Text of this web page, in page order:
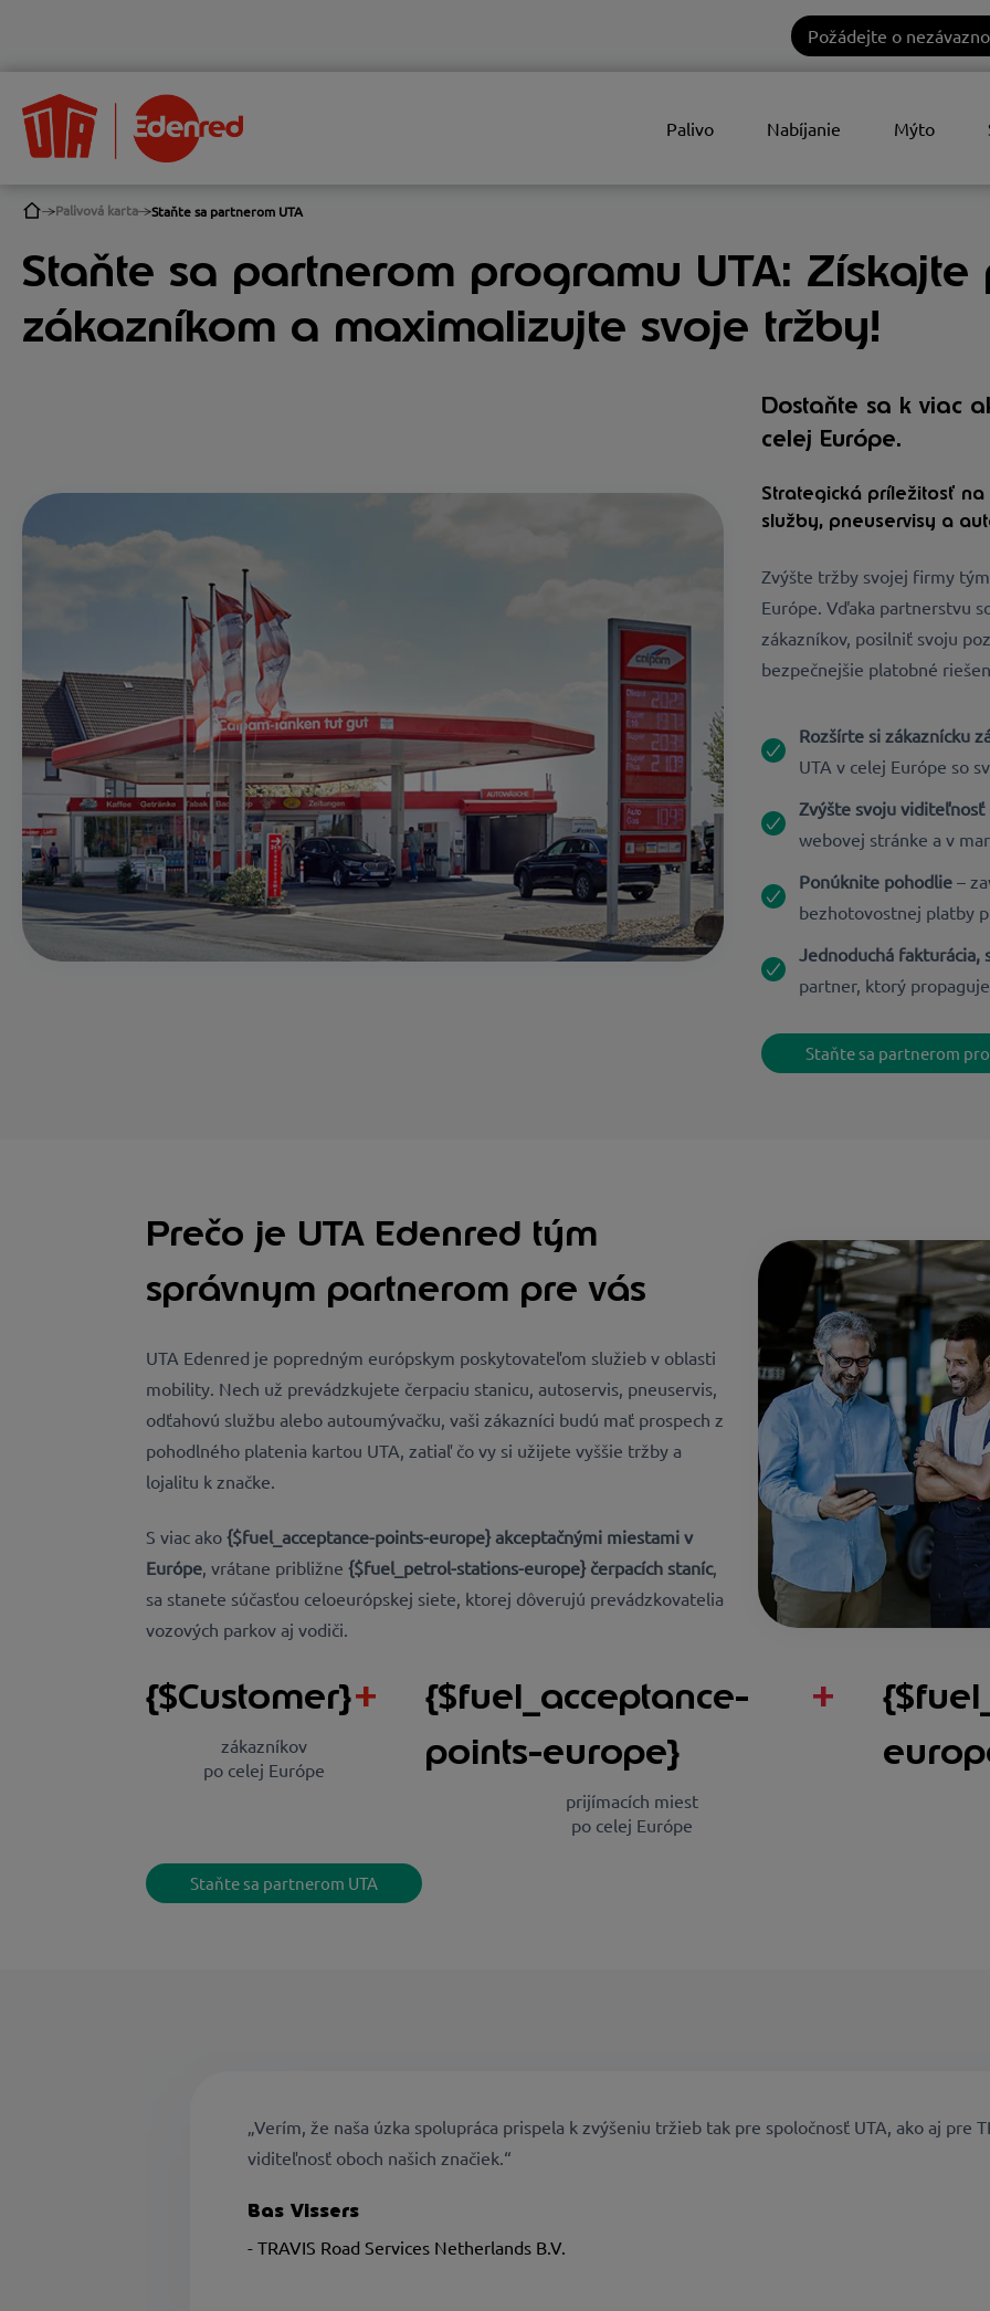
Požádejte o
Palivo Nabíjanie Mýto
Palivová karta Staňte sa partnerom UTA
Staňte sa partnerom programu UTA:
zákazníkom a maximalizujte svoje tržby!
Dostaňte sa k viac
celej Európe.
Strategická príležitosť
služby, pneuservisy a
Zvýšte tržby svojej firmy
Európe. Vďaka partnerstvu
zákazníkov, posilniť svoju
bezpečnejšie platobné
Rozšírte si zákaznícku
UTA v celej Európe so
Zvýšte svoju viditeľnosť
webovej stránke a v
Ponúknite pohodlie–
bezhotovostnej platby
Jednoduchá fakturácia,
partner, ktorý
Staňte sa partnerom
Prečo je UTA Edenred tým
správnym partnerom pre vás
UTA Edenred je popredným európskym poskytovateľom služieb v oblasti
mobility. Nech už prevádzkujete čerpaciu stanicu, autoservis, pneuservis,
odťahovú službu alebo autoumývačku, vaši zákazníci budú mať prospech z
pohodlného platenia kartou UTA, zatiaľ čo vy si užijete vyššie tržby a
lojalitu k značke.
S viac ako {$fuel_acceptance-points-europe} akceptačnými miestami v
Európe , vrátane približne {$fuel_petrol-stations-europe} čerpacích staníc,
sa stanete súčasťou celoeurópskej siete, ktorej dôverujú prevádzkovatelia
vozových parkov aj vodiči.
{$Customer}+
zákazníkov
po celej Európe
{$fuel_acceptance-
points-europe}
+
prijímacích miest
po celej Európe
Staňte sa partnerom UTA
„Verím, že naša úzka spolupráca prispela k zvýšeniu tržieb tak pre spoločnosť UTA, ako aj pre
viditeľnosť oboch našich značiek.“
Bas Vissers
- TRAVIS Road Services Netherlands B.V.